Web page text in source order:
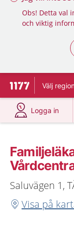
Obs! Detta val
och viktig
Till startsidan för
Välj
Logga in
på 1177.se
Saluvägen 1,
Visa på